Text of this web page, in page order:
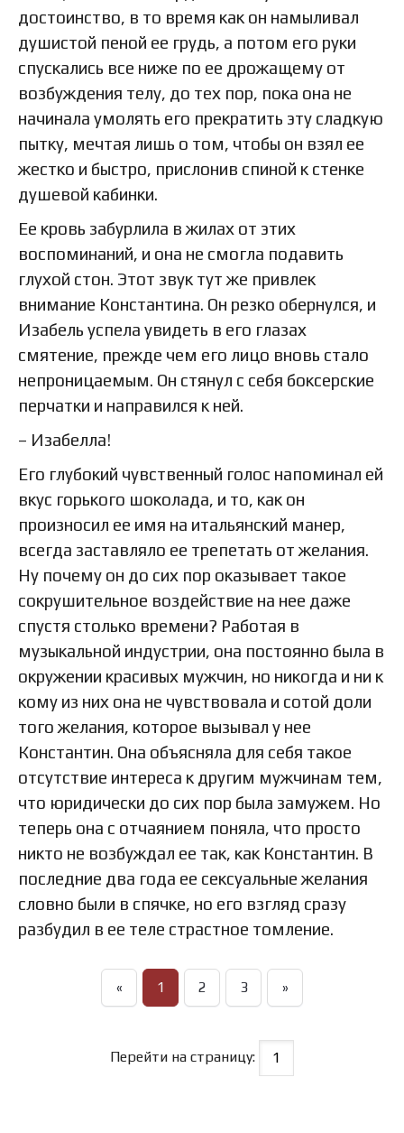
достоинство, в то время как он намыливал
душистой пеной ее грудь, а потом его руки
спускались все ниже по ее дрожащему от
возбуждения телу, до тех пор, пока она не
начинала умолять его прекратить эту сладкую
пытку, мечтая лишь о том, чтобы он взял ее
жестко и быстро, прислонив спиной к стенке
душевой кабинки.
Ее кровь забурлила в жилах от этих
воспоминаний, и она не смогла подавить
глухой стон. Этот звук тут же привлек
внимание Константина. Он резко обернулся, и
Изабель успела увидеть в его глазах
смятение, прежде чем его лицо вновь стало
непроницаемым. Он стянул с себя боксерские
перчатки и направился к ней.
– Изабелла!
Его глубокий чувственный голос напоминал ей
вкус горького шоколада, и то, как он
произносил ее имя на итальянский манер,
всегда заставляло ее трепетать от желания.
Ну почему он до сих пор оказывает такое
сокрушительное воздействие на нее даже
спустя столько времени? Работая в
музыкальной индустрии, она постоянно была в
окружении красивых мужчин, но никогда и ни к
кому из них она не чувствовала и сотой доли
того желания, которое вызывал у нее
Константин. Она объясняла для себя такое
отсутствие интереса к другим мужчинам тем,
что юридически до сих пор была замужем. Но
теперь она с отчаянием поняла, что просто
никто не возбуждал ее так, как Константин. В
последние два года ее сексуальные желания
словно были в спячке, но его взгляд сразу
разбудил в ее теле страстное томление.
« 1 2 3 »
Перейти на страницу: